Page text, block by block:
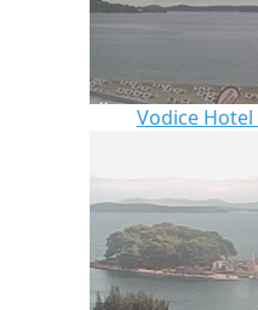
Vodice